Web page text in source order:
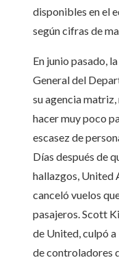
disponibles en el
según cifras de
En junio pasado,
General del
su agencia
hacer muy poco
escasez de
Días después de
hallazgos, United
canceló vuelos
pasajeros. Scott
de United, culpó a
de controladores